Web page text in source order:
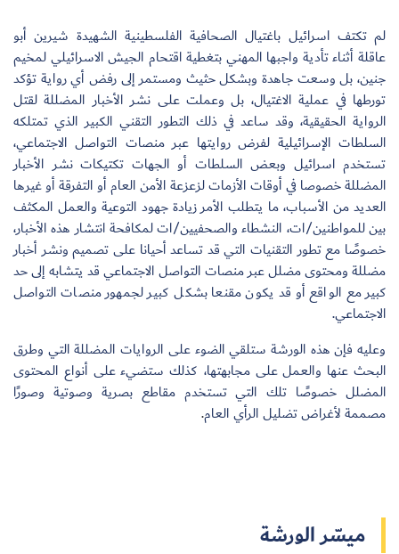
سجل الآن
EN
لم تكتف اسرائيل باغتيال الصحافية الفلسطينية الشهيدة شيرين أبو
عاقلة أثناء تأدية واجبها المهني بتغطية اقتحام الجيش الاسرائيلي لمخيم
جنين، بل وسعت جاهدة وبشكل حثيث ومستمر إلى رفض أي رواية تؤكد
تورطها في عملية الاغتيال، بل وعملت على نشر الأخبار المضللة لقتل
الرواية الحقيقية، وقد ساعد في ذلك التطور التقني الكبير الذي تمتلكه
السلطات الإسرائيلية لفرض روايتها عبر منصات التواصل الاجتماعي،
تستخدم اسرائيل وبعض السلطات أو الجهات تكتيكات نشر الأخبار
المضللة خصوصا في أوقات الأزمات لزعزعة الأمن العام أو التفرقة أو غيرها
العديد من الأسباب، ما يتطلب الأمر زيادة جهود التوعية والعمل المكثف
بين للمواطنين/ات، النشطاء والصحفيين/ات لمكافحة انتشار هذه الأخبار،
خصوصًا مع تطور التقنيات التي قد تساعد أحيانا على تصميم ونشر أخبار
مضللة ومحتوى مضلل عبر منصات التواصل الاجتماعي قد يتشابه إلى حد
كبير مع الواقع أو قد يكون مقنعا بشكل كبير لجمهور منصات التواصل
الاجتماعي.
وعليه فإن هذه الورشة ستلقي الضوء على الروايات المضللة التي وطرق
البحث عنها والعمل على مجابهتها، كذلك ستضيء على أنواع المحتوى
المضلل خصوصًا تلك التي تستخدم مقاطع بصرية وصوتية وصورًا
مصممة لأغراض تضليل الرأي العام.
ميسّر الورشة